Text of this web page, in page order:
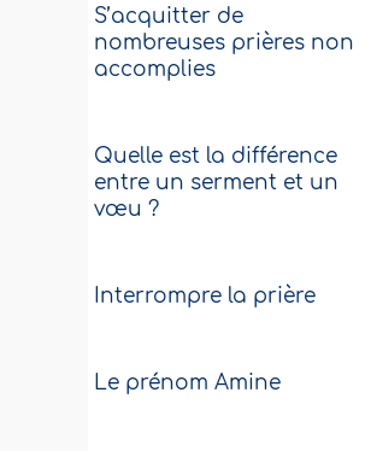
S’acquitter de
nombreuses prières non
accomplies
Quelle est la différence
entre un serment et un
vœu ?
Interrompre la prière
Le prénom Amine